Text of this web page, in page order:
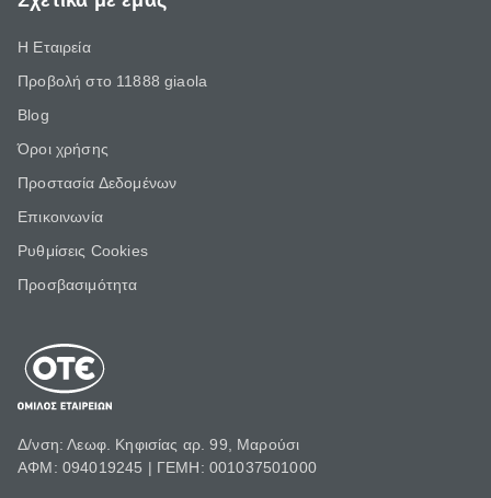
Η Εταιρεία
Προβολή στο 11888 giaola
Blog
Όροι χρήσης
Προστασία Δεδομένων
Επικοινωνία
Ρυθμίσεις Cookies
Προσβασιμότητα
Δ/νση: Λεωφ. Κηφισίας αρ. 99, Μαρούσι
ΑΦΜ: 094019245 | ΓΕΜΗ: 001037501000